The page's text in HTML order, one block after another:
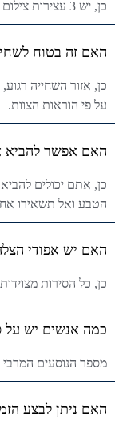
כן, יש 3 עצירות צילום מתוכננות במהלך הסיור.
האם זה בטוח
כן, אזור השחייה
על פי הוראות הצוות.
האם אפשר להביא
כן, אתם יכולים
הטבע ואל תשאירו
האם יש אפודי
כן, כל הסירות
כמה אנשים יש על
מספר הנוסעים המרבי הוא 20, ותקני הבטיחות
האם ניתן לבצע